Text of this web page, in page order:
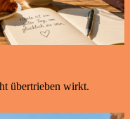
übertrieben wirkt.